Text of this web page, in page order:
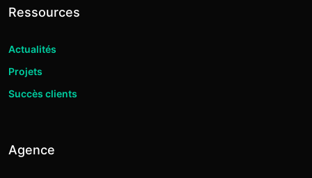
Ressources
Actualités
Projets
Succès clients
Agence